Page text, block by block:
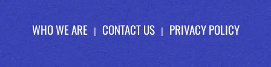
WHO WE ARE CONTACT US PRIVACY POLICY